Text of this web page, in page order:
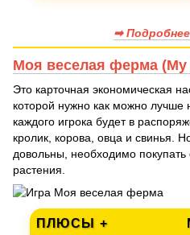
➡
Моя веселая ферма (My
Это карточная экономическая
которой нужно как можно лучше
каждого игрока будет в
кролик, корова, овца и свинья.
довольны, необходимо
растения.
ПЛЮСЫ +